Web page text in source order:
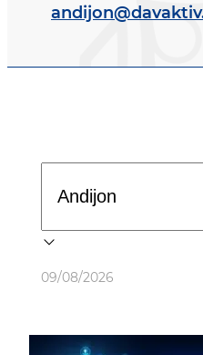
09/08/2026